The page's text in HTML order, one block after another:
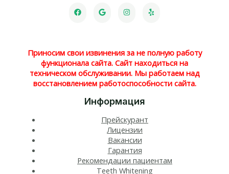
Приносим свои извинения за не полную работу
функционала сайта. Сайт находиться на
техническом обслуживании. Мы работаем над
восстановлением работоспособности сайта.
Информация
Прейскурант
Лицензии
Вакансии
Гарантия
Рекомендации пациентам
Teeth Whitening​